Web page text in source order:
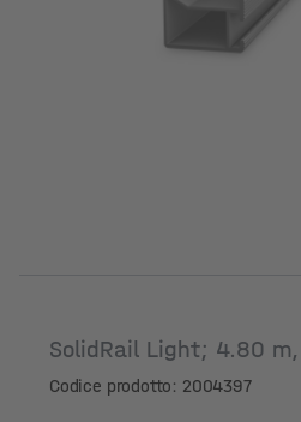
SolidRail Light; 4.80
Codice prodotto: 2004397